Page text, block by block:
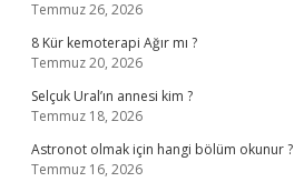
Temmuz 26, 2026
8 Kür kemoterapi Ağır mı ?
Temmuz 20, 2026
Selçuk Ural’ın annesi kim ?
Temmuz 18, 2026
Astronot olmak için hangi bölüm okunur ?
Temmuz 16, 2026